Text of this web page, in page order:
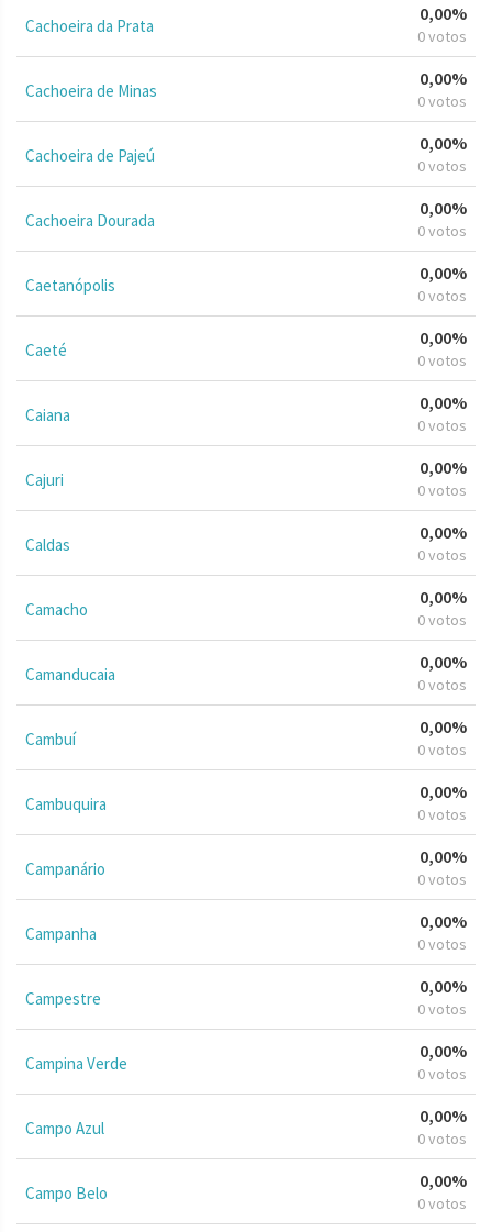
Cachoeira da Prata
0,00%
0 votos
Cachoeira de Minas
0,00%
0 votos
Cachoeira de Pajeú
0,00%
0 votos
Cachoeira Dourada
0,00%
0 votos
Caetanópolis
0,00%
0 votos
Caeté
0,00%
0 votos
Caiana
0,00%
0 votos
Cajuri
0,00%
0 votos
Caldas
0,00%
0 votos
Camacho
0,00%
0 votos
Camanducaia
0,00%
0 votos
Cambuí
0,00%
0 votos
Cambuquira
0,00%
0 votos
Campanário
0,00%
0 votos
Campanha
0,00%
0 votos
Campestre
0,00%
0 votos
Campina Verde
0,00%
0 votos
Campo Azul
0,00%
0 votos
Campo Belo
0,00%
0 votos